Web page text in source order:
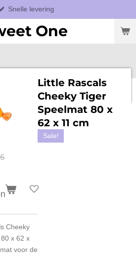
One
Snelle levering
Little Rascals
Cheeky Tiger
Speelmat 80 x
62 x 11 cm
Sale!
Cheeky
x 62 x
voor de